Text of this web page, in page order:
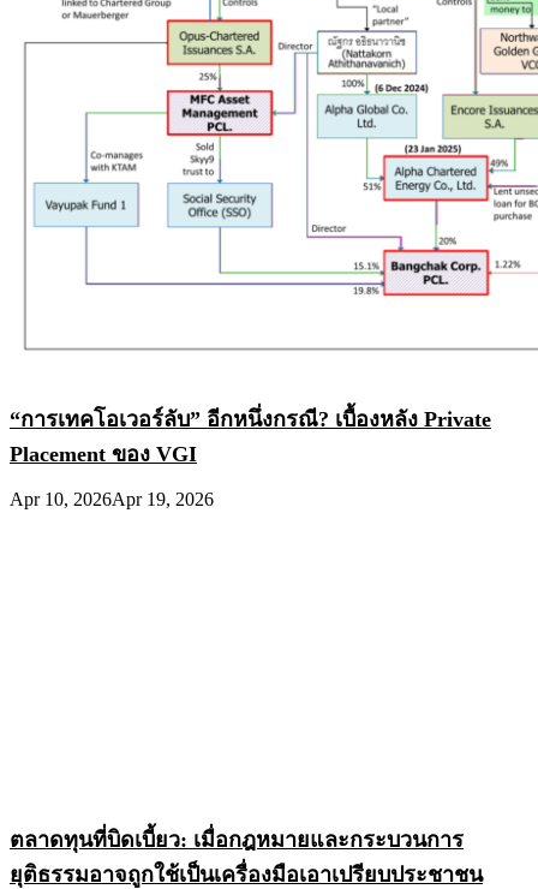
“การเทคโอเวอร์ลับ” อีกหนึ่งกรณี? เบื้องหลัง Private
Placement ของ VGI
Apr 10, 2026Apr 19, 2026
ตลาดทุนที่บิดเบี้ยว: เมื่อกฎหมายและกระบวนการ
ยุติธรรมอาจถูกใช้เป็นเครื่องมือเอาเปรียบประชาชน